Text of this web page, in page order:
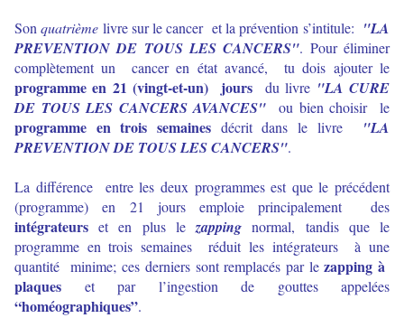
Sonquatrième livre sur le cancer et la prévention s’intitule: "LA
PREVENTION DE TOUS LES CANCERS". Pour éliminer
complètement un cancer en état avancé, tu dois ajouter le
programme en 21 (vingt-et-un) jours du livre "LA CURE
DE TOUS LES CANCERS AVANCES" ou bien choisir le
programme en trois semaines décrit dans le livre "LA
PREVENTION DE TOUS LES CANCERS".
La différence entre les deux programmes est que le précédent
(programme) en 21 jours emploie principalement des
intégrateurs et en plus lezapping normal, tandis que le
programme en trois semaines réduit les intégrateurs à une
quantité minime; ces derniers sont remplacés par lezapping à
plaques et par l’ingestion de gouttes appelées
“homéographiques”.